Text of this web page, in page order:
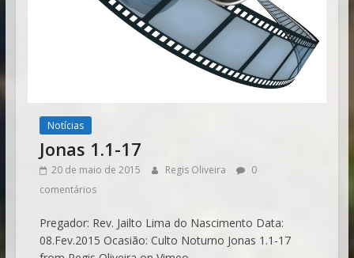
Notícias
Jonas 1.1-17
20 de maio de 2015 Regis Oliveira
0
comentários
Pregador: Rev. Jailto Lima do Nascimento Data:
08.Fev.2015 Ocasião: Culto Noturno Jonas 1.1-17